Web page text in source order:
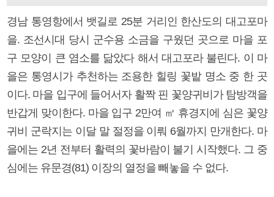
경남 통영항에서 뱃길로 25분 거리인 한산도의 대고포마
을. 조선시대 당시 군수용 소금을 구웠던 곳으로 마을 포
구 모양이 큰 염소를 닮았다 해서 대고포라 불린다. 이 마
을은 통영시가 추천하는 조용한 힐링 꽃밭 명소 중 한 곳
이다. 마을 입구에 들어서자 활짝 핀 꽃양귀비가 탐방객을
반갑게 맞이한다. 마을 입구 2만여 ㎡ 휴경지에 심은 꽃양
귀비 군락지는 이달 말 절정을 이뤄 6월까지 만개한다. 마
을에는 2년 전부터 활력의 꽃바람이 불기 시작했다. 그 중
심에는 유문경(81) 이장의 열정을 빼놓을 수 없다.